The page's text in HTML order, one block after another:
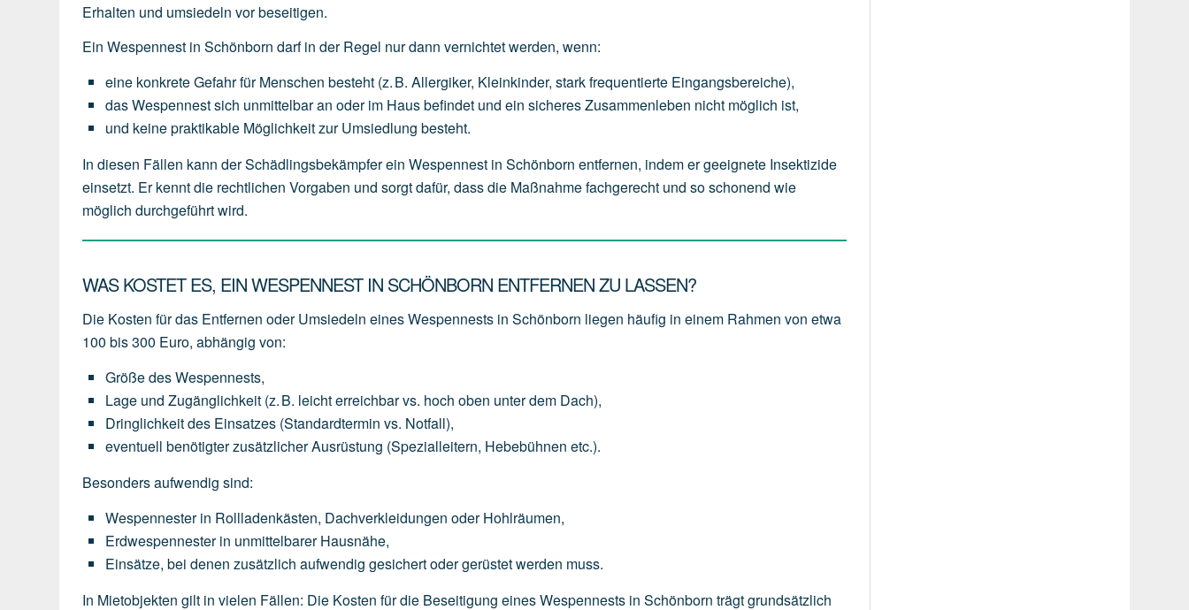
Erhalten und umsiedeln vor beseitigen.
Ein Wespennest in Schönborn darf in der Regel nur dann vernichtet werden, wenn:
eine konkrete Gefahr für Menschen besteht (z.B. Allergiker, Kleinkinder, starkfrequentierte Eingangsbereiche),
dasWespennestsich unmittelbar an oder im Hausbefindet und ein sicheresZusammenleben nicht möglich ist,
und keinepraktikable Möglichkeitzur Umsiedlung besteht.
In diesen Fällen kann der Schädlingsbekämpfer ein Wespennest in Schönborn entfernen, indem er geeignete Insektizide
einsetzt. Er kennt die rechtlichen Vorgaben und sorgt dafür, dass die Maßnahme fachgerecht und so schonend wie
möglich durchgeführt wird.
WAS KOSTET ES, EIN WESPENNEST IN SCHÖNBORN ENTFERNEN ZU LASSEN?
Die Kosten für das Entfernen oder Umsiedeln eines Wespennests in Schönborn liegen häufig in einem Rahmen vonetwa
100 bis 300 Euro, abhängig von:
Größe des Wespennests,
Lage und Zugänglichkeit (z.B. leichterreichbarvs. hoch oben unterdem Dach),
Dringlichkeit des Einsatzes (Standardtermin vs. Notfall),
eventuell benötigterzusätzlicher Ausrüstung (Spezialleitern, Hebebühnen etc.).
Besonders aufwendig sind:
Wespennester in Rollladenkästen, Dachverkleidungen oder Hohlräumen,
Erdwespennester in unmittelbarer Hausnähe,
Einsätze, bei denen zusätzlich aufwendig gesichertodergerüstetwerden muss.
In Mietobjekten gilt in vielen Fällen: Die Kosten für die Beseitigung eines Wespennests in Schönborn trägt grundsätzlich